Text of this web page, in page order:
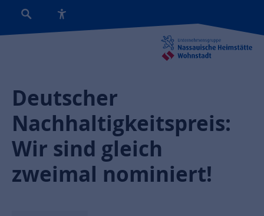
Deutscher
Nachhaltigkeitspreis:
Wir sind gleich
zweimal nominiert!